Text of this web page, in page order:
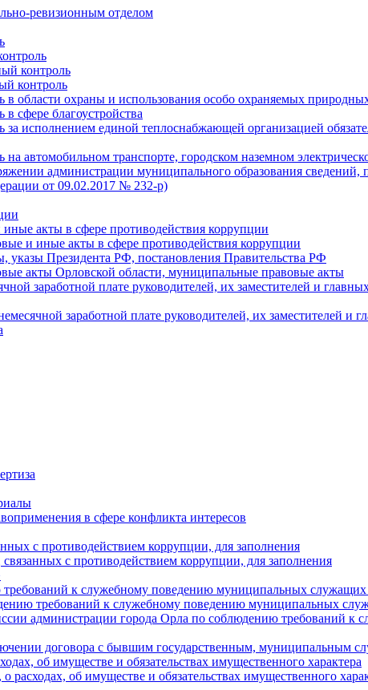
ревизионным отделом
контроль
контроль
области охраны и использования особо охраняемых
сфере благоустройства
исполнением единой теплоснабжающей организацией
автомобильном транспорте, городском наземном
администрации муниципального образования
от 09.02.2017 № 232-р)
акты в сфере противодействия коррупции
и иные акты в сфере противодействия коррупции
указы Президента РФ, постановления Правительства РФ
акты Орловской области, муниципальные правовые акты
заработной плате руководителей, их заместителей и
заработной плате руководителей, их заместителей
в сфере конфликта интересов
с противодействием коррупции, для заполнения
с противодействием коррупции, для заполнения
к служебному поведению муниципальных служащих
требований к служебному поведению муниципальных
администрации города Орла по соблюдению требований
договора с бывшим государственным, муниципальным
об имуществе и обязательствах имущественного характера
расходах, об имуществе и обязательствах имущественного